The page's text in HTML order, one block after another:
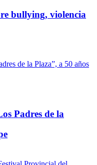
bullying, violencia
Padres de la